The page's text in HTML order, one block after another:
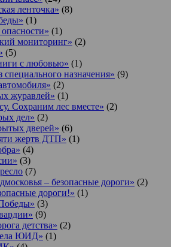
ленточка» (8)
(1)
(1)
мониторинг» (2)
(5)
с любовью» (1)
специального назначения» (9)
(2)
журавлей» (1)
Сохраним лес вместе» (2)
дел» (2)
дверей» (6)
жертв ДТП» (1)
(4)
(3)
(7)
– безопасные дороги» (2)
дороги!» (1)
(3)
(9)
детства» (2)
ЮИД» (1)